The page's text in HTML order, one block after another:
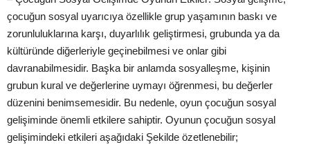
çocuğun sosyal uyarıcıya özellikle grup yaşamının baskı ve
zorunluluklarına karşı, duyarlılık geliştirmesi, grubunda ya da
kültüründe diğerleriyle geçinebilmesi ve onlar gibi
davranabilmesidir. Başka bir anlamda sosyalleşme, kişinin
grubun kural ve değerlerine uymayı öğrenmesi, bu değerler
düzenini benimsemesidir. Bu nedenle, oyun çocuğun sosyal
gelişiminde önemli etkilere sahiptir. Oyunun çocuğun sosyal
gelişimindeki etkileri aşağıdaki Şekilde özetlenebilir;